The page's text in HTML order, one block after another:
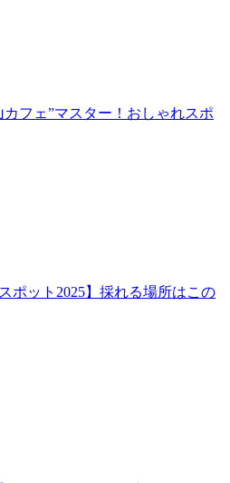
カフェ”マスター！おしゃれスポ
ポット2025】採れる場所はこの